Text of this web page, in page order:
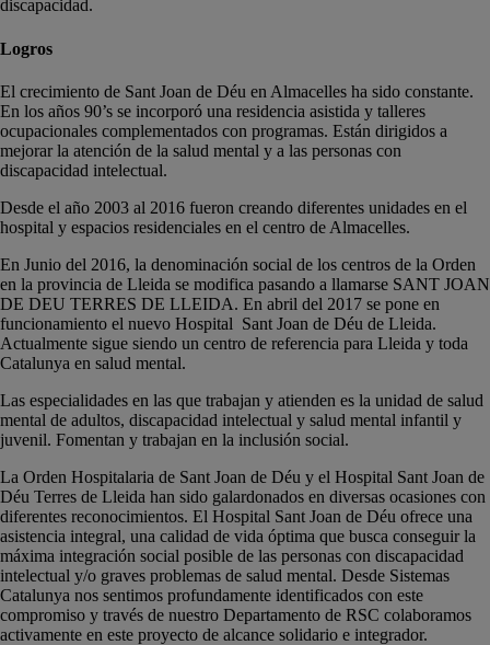
discapacidad.
Logros
El crecimiento de Sant Joan de Déu en Almacelles ha sido constante.
En los años 90’s se incorporó una residencia asistida y talleres
ocupacionales complementados con programas. Están dirigidos a
mejorar la atención de la salud mental y a las personas con
discapacidad intelectual.
Desde el año 2003 al 2016 fueron creando diferentes unidades en el
hospital y espacios residenciales en el centro de Almacelles.
En Junio del 2016, la denominación social de los centros de la Orden
en la provincia de Lleida se modifica pasando a llamarse SANT JOAN
DE DEU TERRES DE LLEIDA. En abril del 2017 se pone en
funcionamiento el nuevo Hospital Sant Joan de Déu de Lleida.
Actualmente sigue siendo un centro de referencia para Lleida y toda
Catalunya en salud mental.
Las especialidades en las que trabajan y atienden es la unidad de salud
mental de adultos, discapacidad intelectual y salud mental infantil y
juvenil. Fomentan y trabajan en la inclusión social.
La Orden Hospitalaria de Sant Joan de Déu y el Hospital Sant Joan de
Déu Terres de Lleida han sido galardonados en diversas ocasiones con
diferentes reconocimientos. El Hospital Sant Joan de Déu ofrece una
asistencia integral, una calidad de vida óptima que busca conseguir la
máxima integración social posible de las personas con discapacidad
intelectual y/o graves problemas de salud mental. Desde Sistemas
Catalunya nos sentimos profundamente identificados con este
compromiso y través de nuestro Departamento de RSC colaboramos
activamente en este proyecto de alcance solidario e integrador.